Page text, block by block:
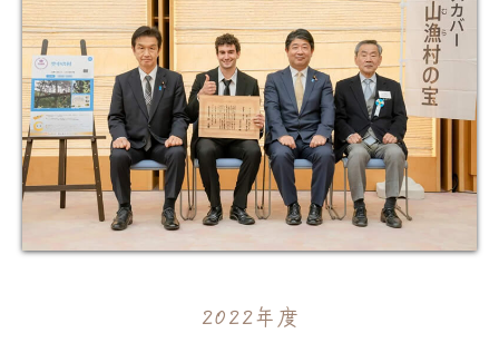
2022年度